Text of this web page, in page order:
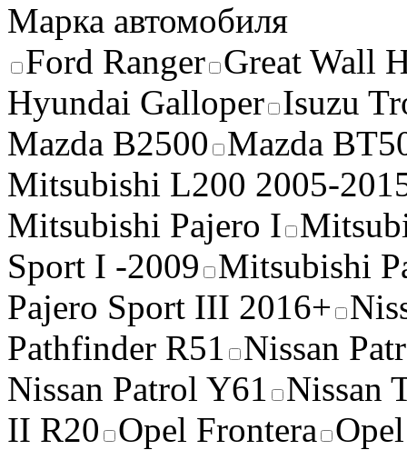
Марка автомобиля
Ford Ranger Great Wall
Hyundai Galloper Isuzu
Mazda B2500 Mazda
Mitsubishi L200 2005-
Mitsubishi Pajero I
Sport I -2009 Mitsubishi
Pajero Sport III 2016+
Pathfinder R51 Nissan
Nissan Patrol Y61 Nissan
II R20 Opel Frontera